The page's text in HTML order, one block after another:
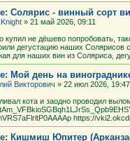
Солярис - винный сорт
» 21 май 2026, 09:11
купил не дёшево попробовать,
дегустацию наших
для наших вин из Соляриса,
Мой день на
Викторович » 22 июл 2026, 19:47
кота и заодно проводил
https://
Кишмиш Юпитер